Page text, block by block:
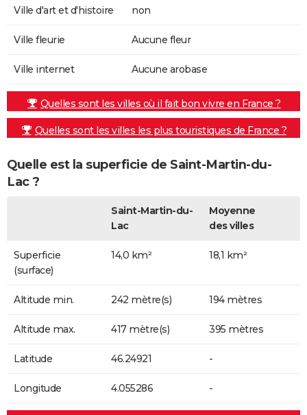
Ville d'art et d'histoire non
Ville fleurie Aucune fleur
Ville internet Aucune arobase
Quelles sont les villes où il fait bon vivre en France ?
Quelles sont les villes les plus touristiques de France ?
Quelle est la superficie de Saint-Martin-du-
Lac ?
Saint-Martin-du-
Lac
Moyenne
des villes
Superficie
(surface)
14,0 km² 18,1 km²
Altitude min. 242 mètre(s) 194 mètres
Altitude max. 417 mètre(s) 395 mètres
Latitude 46.24921 -
Longitude 4.055286 -